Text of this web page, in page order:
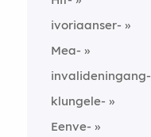
ivoriaanser-
Mea-
invalideningang-
klungele-
Eenve-